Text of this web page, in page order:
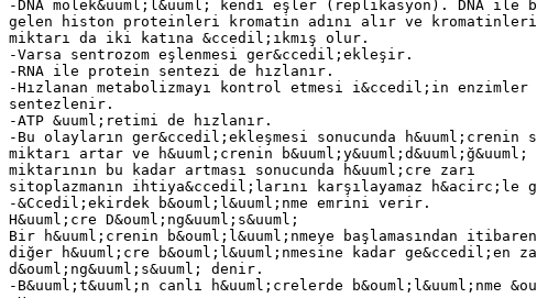
-DNA molek&uuml;l&uuml; kendi eşler (replikasyon). DNA ile
gelen histon proteinleri kromatin adını alır ve
miktarı da iki katına &ccedil;ıkmış olur.
-Varsa sentrozom eşlenmesi ger&ccedil;ekleşir.
-RNA ile protein sentezi de hızlanır.
-Hızlanan metabolizmayı kontrol etmesi i&ccedil;in enzimler
sentezlenir.
-ATP &uuml;retimi de hızlanır.
-Bu olayların ger&ccedil;ekleşmesi sonucunda h&uuml;crenin
miktarı artar ve h&uuml;crenin
miktarının bu kadar artması sonucunda h&uuml;cre zarı
sitoplazmanın ihtiya&ccedil;larını karşılayamaz h&acirc;le
-&Ccedil;ekirdek b&ouml;l&uuml;nme emrini verir.
H&uuml;cre D&ouml;ng&uuml;s&uuml;
Bir h&uuml;crenin b&ouml;l&uuml;nmeye başlamasından
diğer h&uuml;cre b&ouml;l&uuml;nmesine kadar ge&ccedil;en
d&ouml;ng&uuml;s&uuml; denir.
-B&uuml;t&uuml;n canlı h&uuml;crelerde b&ouml;l&uuml;nme